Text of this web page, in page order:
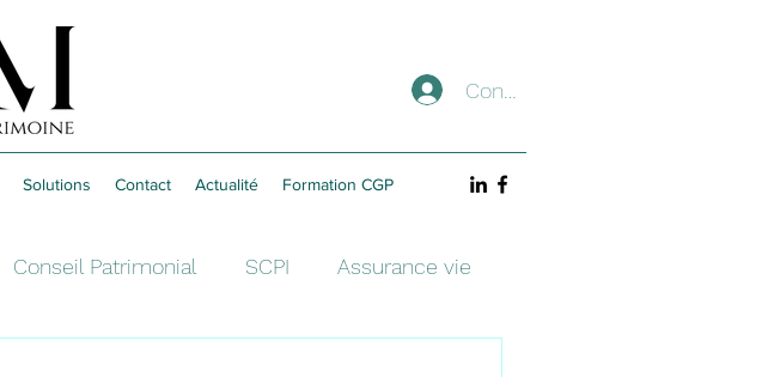
Connexion
Solutions Contact Actualité Formation CGP
Conseil Patrimonial SCPI Assurance vie